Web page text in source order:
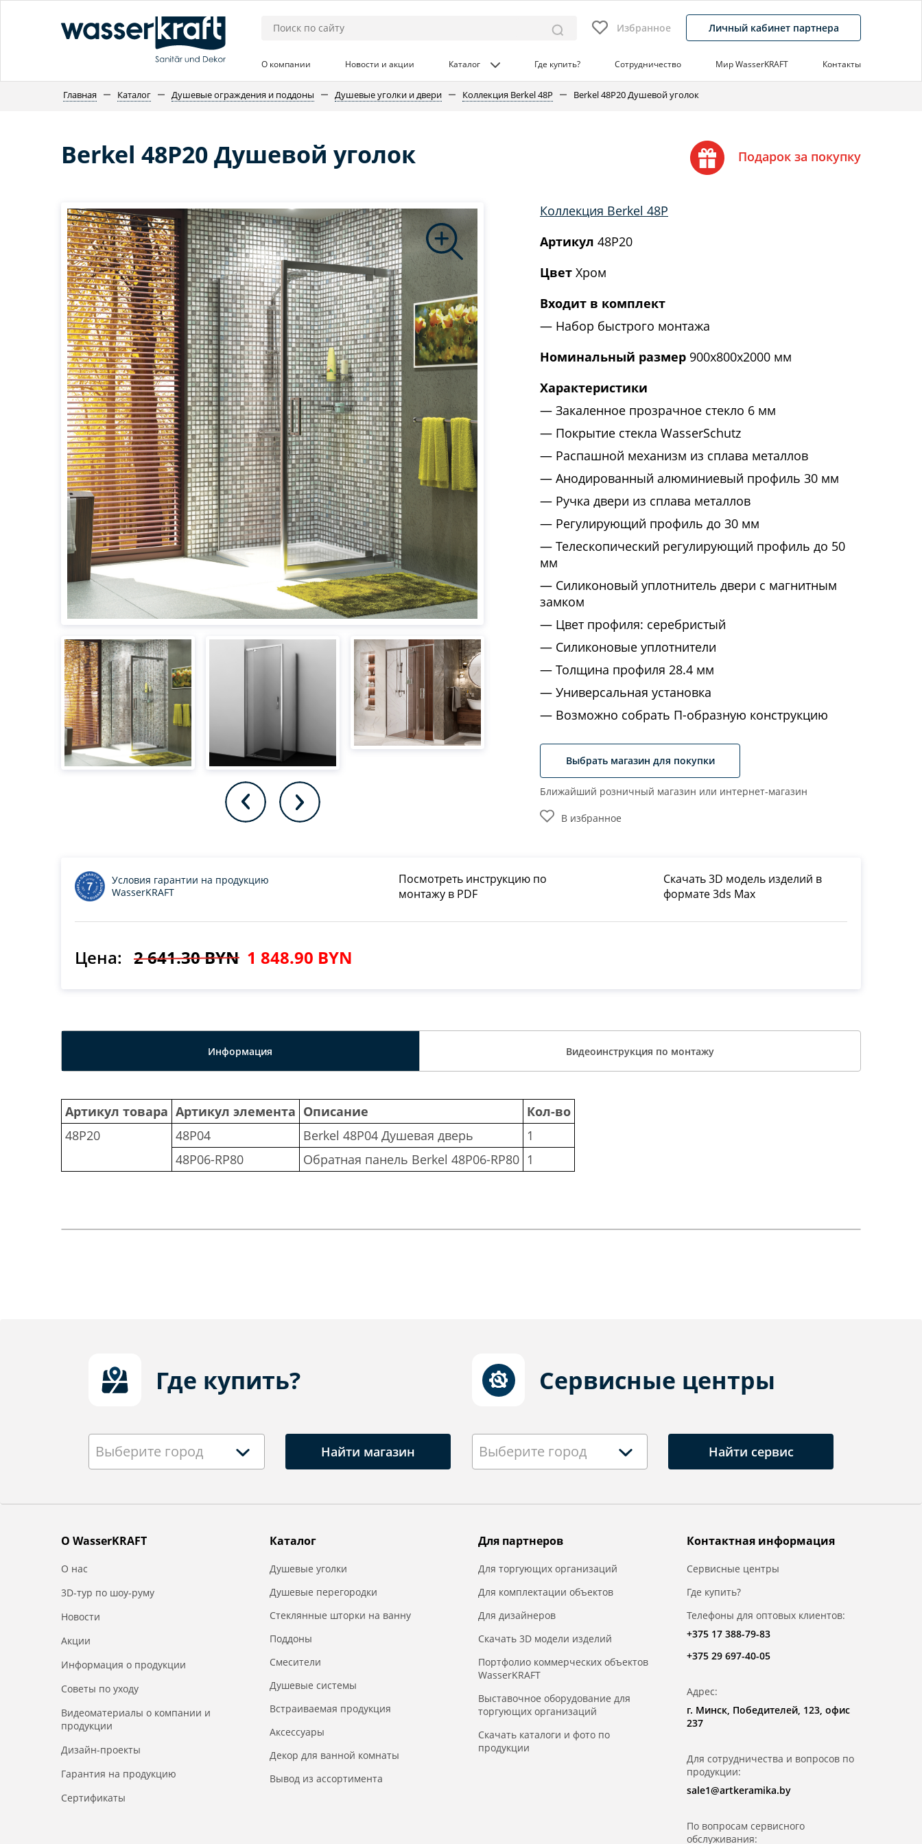
Избранное Личный кабинет партнера
О компании Новости и акции Каталог Где купить? Сотрудничество Мир WasserKRAFT Контакты
Главная Каталог Душевые ограждения и поддоны Душевые уголки и двери Коллекция Berkel 48P Berkel 48P20 Душевой уголок
Berkel 48P20 Душевой уголок Подарок за покупку
Коллекция Berkel 48P
Артикул 48P20
Цвет Хром
Входит в комплект
Набор быстрого монтажа
Номинальный размер 900x800x2000 мм
Характеристики
Закаленное прозрачное стекло 6 мм
Покрытие стекла WasserSchutz
Распашной механизм из сплава металлов
Анодированный алюминиевый профиль 30 мм
Ручка двери из сплава металлов
Регулирующий профиль до 30 мм
Телескопический регулирующий профиль до 50
мм
Силиконовый уплотнитель двери с магнитным
замком
Цвет профиля: серебристый
Силиконовые уплотнители
Толщина профиля 28.4 мм
Универсальная установка
Возможно собрать П-образную конструкцию
Выбрать магазин для покупки
Ближайший розничный магазин или интернет-магазин
В избранное
Посмотреть инструкцию по
монтажу в PDF
Скачать 3D модель изделий в
формате 3ds Max
Условия гарантии на продукцию
WasserKRAFT
Цена: 2 641.30 BYN 1 848.90 BYN
Информация Видеоинструкция по монтажу
Артикул товара
48P20
Артикул элемента
48P04
48P06-RP80
Описание
Berkel 48P04 Душевая дверь
Обратная панель Berkel 48P06-RP80
Кол-во
1
1
Где купить?
Выберите город Найти магазин
Сервисные центры
Выберите город Найти сервис
О WasserKRAFT
О нас
3D-тур по шоу-руму
Новости
Акции
Информация о продукции
Советы по уходу
Видеоматериалы о компании и
продукции
Дизайн-проекты
Гарантия на продукцию
Сертификаты
Каталог
Душевые уголки
Душевые перегородки
Стеклянные шторки на ванну
Поддоны
Смесители
Душевые системы
Встраиваемая продукция
Аксессуары
Декор для ванной комнаты
Вывод из ассортимента
Для партнеров
Для торгующих организаций
Для комплектации объектов
Для дизайнеров
Скачать 3D модели изделий
Портфолио коммерческих объектов
WasserKRAFT
Выставочное оборудование для
торгующих организаций
Скачать каталоги и фото по
продукции
Контактная информация
Сервисные центры
Где купить?
Телефоны для оптовых клиентов:
+375 17 388-79-83
+375 29 697-40-05
Адрес:
г. Минск, Победителей, 123, офис
237
Для сотрудничества и вопросов по
продукции:
sale1@artkeramika.by
По вопросам сервисного
обслуживания: